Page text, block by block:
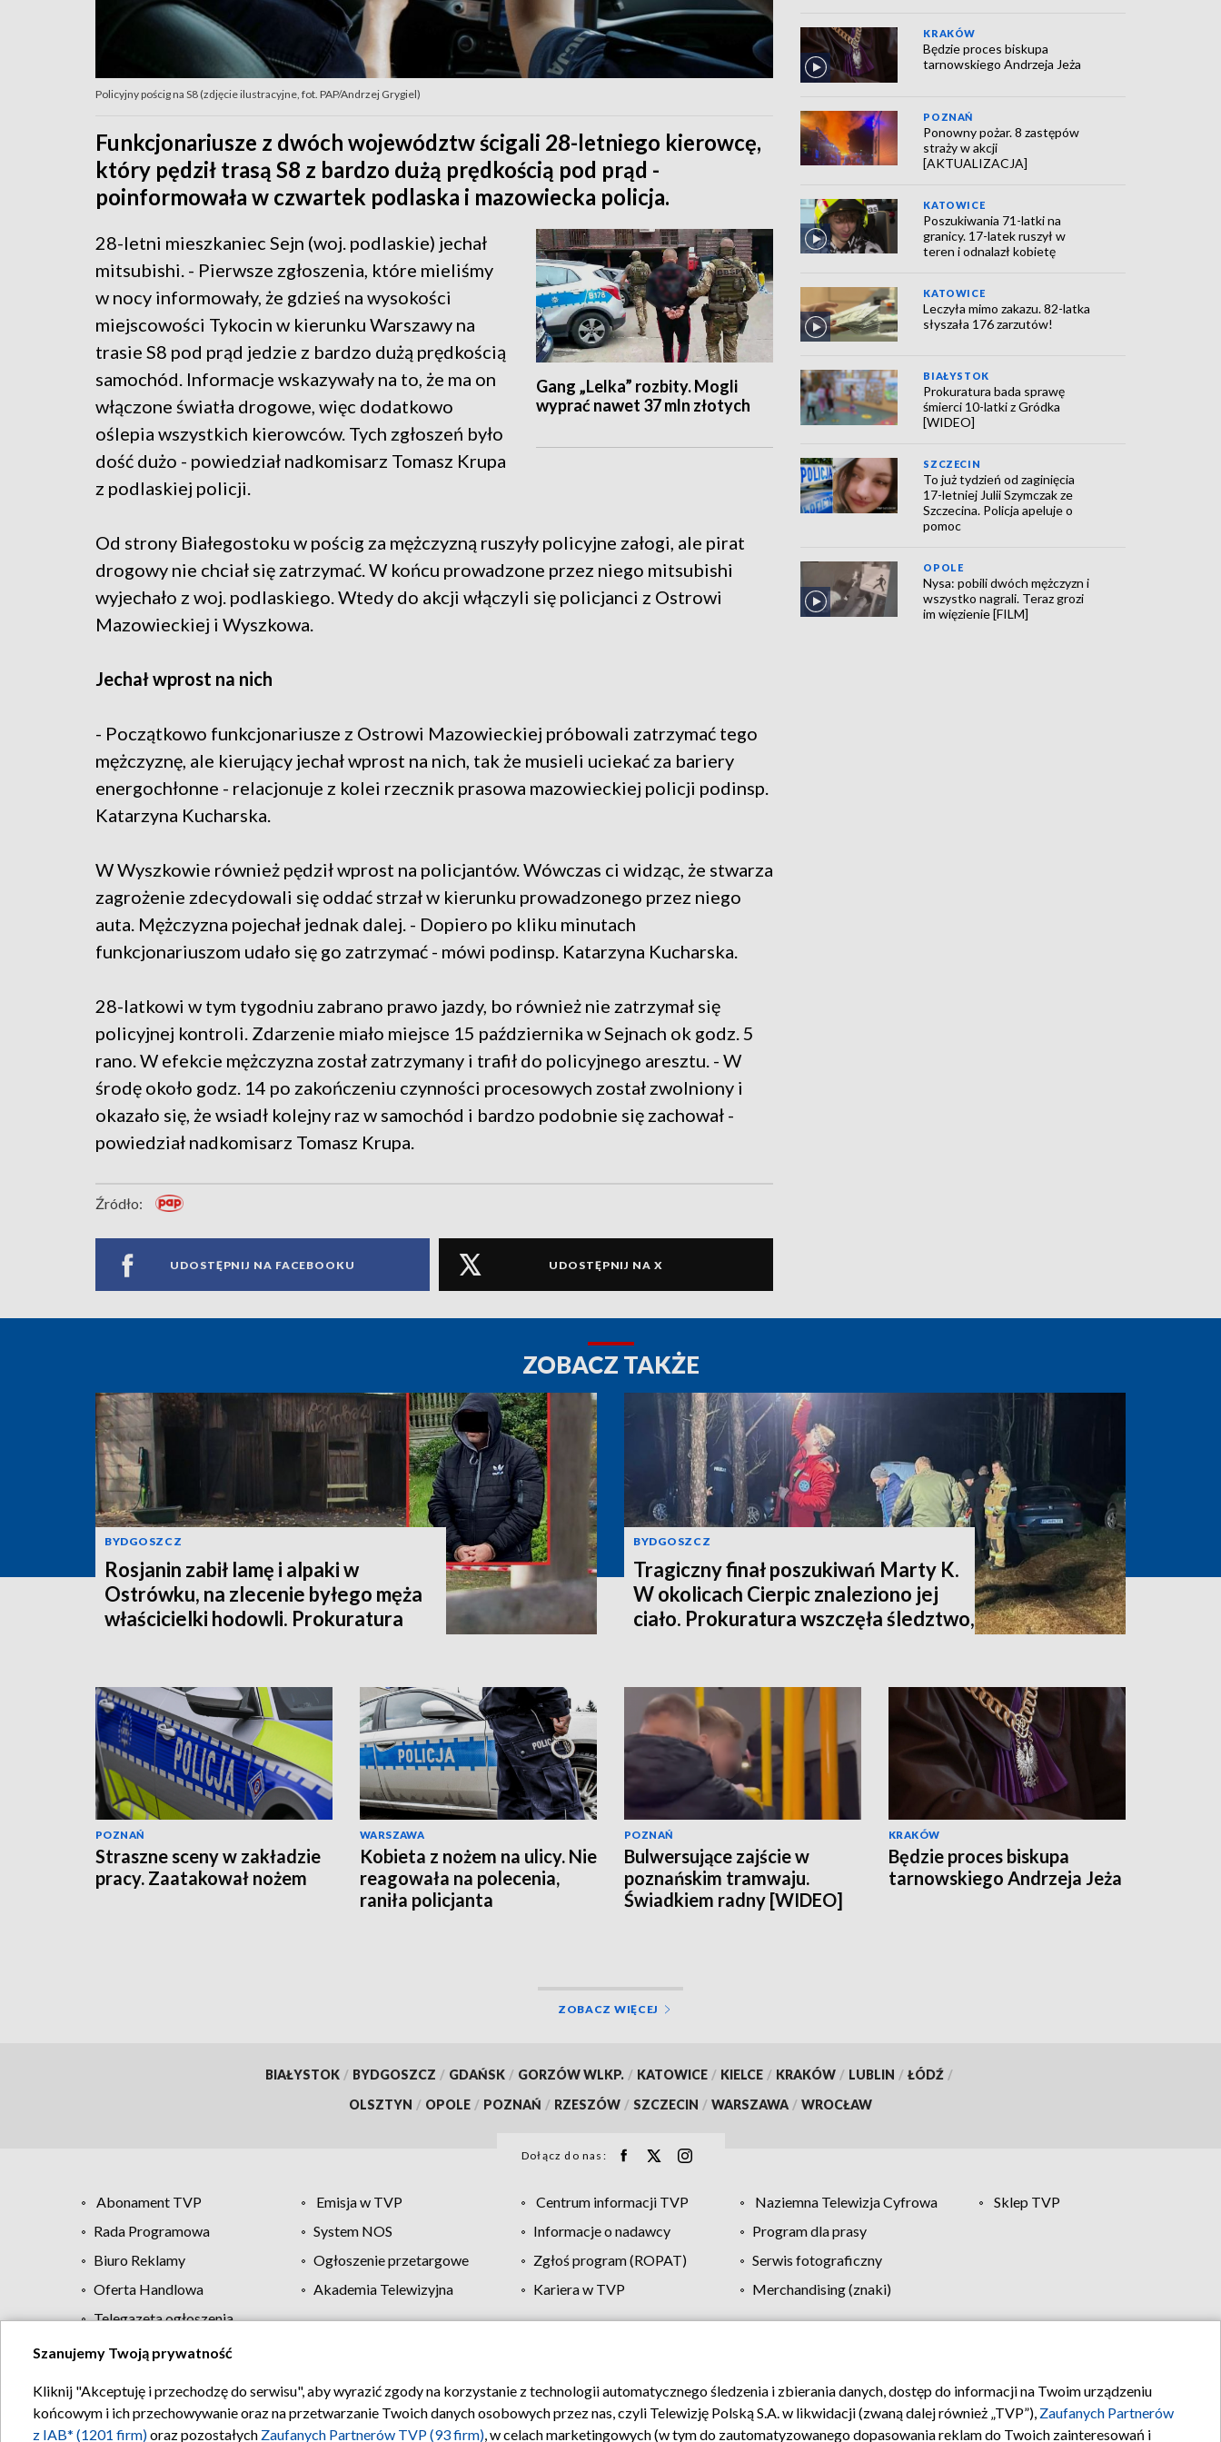
Policyjny pościg na S8 (zdjęcie ilustracyjne, fot. PAP/Andrzej Grygiel)
Funkcjonariusze z dwóch województw ścigali 28-letniego kierowcę,
który pędził trasą S8 z bardzo dużą prędkością pod prąd -
poinformowała w czwartek podlaska i mazowiecka policja.
Gang „Lelka” rozbity. Mogli
wyprać nawet 37 mln złotych
28-letni mieszkaniec Sejn (woj. podlaskie) jechał
mitsubishi. - Pierwsze zgłoszenia, które mieliśmy
w nocy informowały, że gdzieś na wysokości
miejscowości Tykocin w kierunku Warszawy na
trasie S8 pod prąd jedzie z bardzo dużą prędkością
samochód. Informacje wskazywały na to, że ma on
włączone światła drogowe, więc dodatkowo
oślepia wszystkich kierowców. Tych zgłoszeń było
dość dużo - powiedział nadkomisarz Tomasz Krupa
z podlaskiej policji.
Od strony Białegostoku w pościg za mężczyzną ruszyły policyjne załogi, ale pirat
drogowy nie chciał się zatrzymać. W końcu prowadzone przez niego mitsubishi
wyjechało z woj. podlaskiego. Wtedy do akcji włączyli się policjanci z Ostrowi
Mazowieckiej i Wyszkowa.
Jechał wprost na nich
- Początkowo funkcjonariusze z Ostrowi Mazowieckiej próbowali zatrzymać tego
mężczyznę, ale kierujący jechał wprost na nich, tak że musieli uciekać za bariery
energochłonne - relacjonuje z kolei rzecznik prasowa mazowieckiej policji podinsp.
Katarzyna Kucharska.
W Wyszkowie również pędził wprost na policjantów. Wówczas ci widząc, że stwarza
zagrożenie zdecydowali się oddać strzał w kierunku prowadzonego przez niego
auta. Mężczyzna pojechał jednak dalej. - Dopiero po kliku minutach
funkcjonariuszom udało się go zatrzymać - mówi podinsp. Katarzyna Kucharska.
28-latkowi w tym tygodniu zabrano prawo jazdy, bo również nie zatrzymał się
policyjnej kontroli. Zdarzenie miało miejsce 15 października w Sejnach ok godz. 5
rano. W efekcie mężczyzna został zatrzymany i trafił do policyjnego aresztu. - W
środę około godz. 14 po zakończeniu czynności procesowych został zwolniony i
okazało się, że wsiadł kolejny raz w samochód i bardzo podobnie się zachował -
powiedział nadkomisarz Tomasz Krupa.
Źródło:
UDOSTĘPNIJ NA FACEBOOKU UDOSTĘPNIJ NA X
KRAKÓW
Będzie proces biskupa
tarnowskiego Andrzeja Jeża
POZNAŃ
Ponowny pożar. 8 zastępów
straży w akcji
[AKTUALIZACJA]
KATOWICE
Poszukiwania 71-latki na
granicy. 17-latek ruszył w
teren i odnalazł kobietę
KATOWICE
Leczyła mimo zakazu. 82-latka
słyszała 176 zarzutów!
BIAŁYSTOK
Prokuratura bada sprawę
śmierci 10-latki z Gródka
[WIDEO]
SZCZECIN
To już tydzień od zaginięcia
17-letniej Julii Szymczak ze
Szczecina. Policja apeluje o
pomoc
OPOLE
Nysa: pobili dwóch mężczyzn i
wszystko nagrali. Teraz grozi
im więzienie [FILM]
ZOBACZ TAKŻE
BYDGOSZCZ
Rosjanin zabił lamę i alpaki w
Ostrówku, na zlecenie byłego męża
właścicielki hodowli. Prokuratura
BYDGOSZCZ
Tragiczny finał poszukiwań Marty K.
W okolicach Cierpic znaleziono jej
ciało. Prokuratura wszczęła śledztwo,
POZNAŃ
Straszne sceny w zakładzie
pracy. Zaatakował nożem
WARSZAWA
Kobieta z nożem na ulicy. Nie
reagowała na polecenia,
raniła policjanta
POZNAŃ
Bulwersujące zajście w
poznańskim tramwaju.
Świadkiem radny [WIDEO]
KRAKÓW
Będzie proces biskupa
tarnowskiego Andrzeja Jeża
ZOBACZ WIĘCEJ
BIAŁYSTOK / BYDGOSZCZ / GDAŃSK / GORZÓW WLKP. / KATOWICE / KIELCE / KRAKÓW / LUBLIN / ŁÓDŹ /
OLSZTYN / OPOLE / POZNAŃ / RZESZÓW / SZCZECIN / WARSZAWA / WROCŁAW
Dołącz do nas:
Abonament TVP Emisja w TVP Centrum informacji TVP Naziemna Telewizja Cyfrowa
Sklep TVP
Rada Programowa
System NOS Informacje o nadawcy
Program dla prasy
Biuro Reklamy
Ogłoszenie przetargowe Zgłoś program (ROPAT)
Serwis fotograficzny
Oferta Handlowa
Akademia Telewizyjna Kariera w TVP
Merchandising (znaki)
Telegazeta ogłoszenia
Regulamin TVP Polityka prywatności Moje zgody Pomoc Biuro reklamy Kontakt
Szanujemy Twoją prywatność
Kliknij "Akceptuję i przechodzę do serwisu", aby wyrazić zgody na korzystanie z technologii automatycznego śledzenia i zbierania danych, dostęp do informacji na Twoim urządzeniu
końcowym i ich przechowywanie oraz na przetwarzanie Twoich danych osobowych przez nas, czyli Telewizję Polską S.A. w likwidacji (zwaną dalej również „TVP”), Zaufanych Partnerów
z IAB* (1201 firm)oraz pozostałych Zaufanych Partnerów TVP (93 firm), w celach marketingowych (w tym do zautomatyzowanego dopasowania reklam do Twoich zainteresowań i